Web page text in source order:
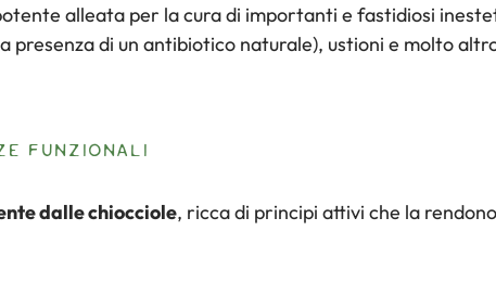
alleata per la cura di importanti e fastidiosi
presenza di un antibiotico naturale), ustioni e molto
FUNZIONALI
dalle chiocciole, ricca di principi attivi che la